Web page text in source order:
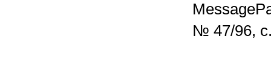
№ 47/96,